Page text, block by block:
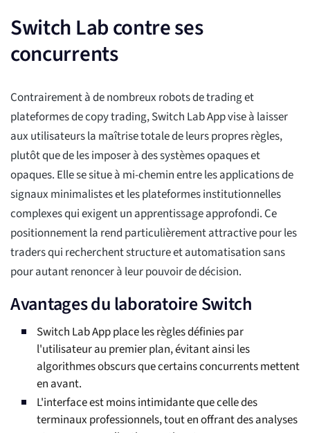
Switch Lab contre ses
concurrents
Contrairement à de nombreux robots de trading et
plateformes de copy trading, Switch Lab App vise à laisser
aux utilisateurs la maîtrise totale de leurs propres règles,
plutôt que de les imposer à des systèmes opaques et
opaques. Elle se situe à mi-chemin entre les applications de
signaux minimalistes et les plateformes institutionnelles
complexes qui exigent un apprentissage approfondi. Ce
positionnement la rend particulièrement attractive pour les
traders qui recherchent structure et automatisation sans
pour autant renoncer à leur pouvoir de décision.
Avantages du laboratoire Switch
Switch Lab App place les règles définies par
l'utilisateur au premier plan, évitant ainsi les
algorithmes obscurs que certains concurrents mettent
en avant.
L'interface est moins intimidante que celle des
terminaux professionnels, tout en offrant des analyses